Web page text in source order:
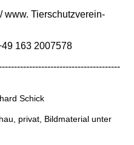
Tierschutzverein-
163 2007578
Schick
privat, Bildmaterial unter